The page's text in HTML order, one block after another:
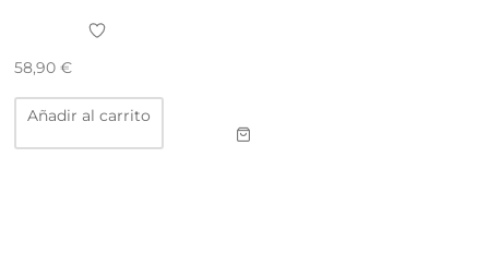
58,90 €
Añadir al carrito